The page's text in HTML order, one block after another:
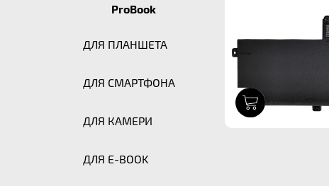
ProBook
ДЛЯ ПЛАНШЕТА
ДЛЯ СМАРТФОНА
ДЛЯ КАМЕРИ
ДЛЯ E-BOOK